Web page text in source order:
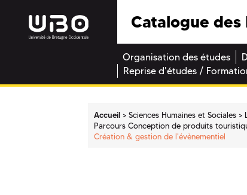
Catalogue des
Organisation des études
Reprise d'études /
Accueil Sciences Humaines et Sociales
Parcours Conception de produits
Création & gestion de l'évènementiel